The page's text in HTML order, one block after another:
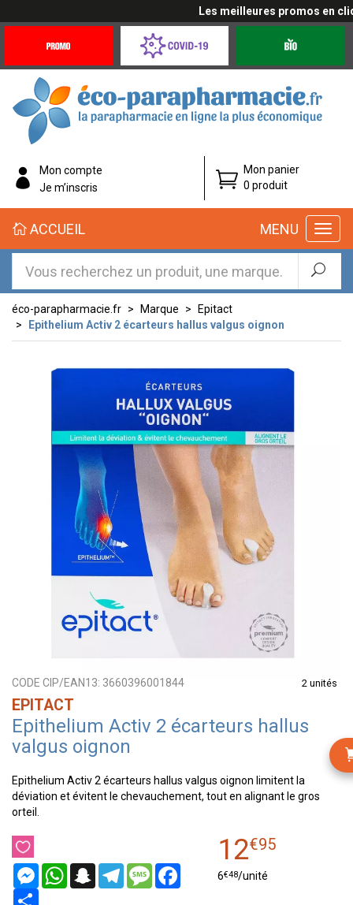
Les meilleures promos en
Offres
Coronavirus
éco-
parapharmacie.fr
éco-
parapharmacie.fr
Mon compte
Je m’inscris
Mon panier
0 produit
MENU
ACCUEIL
éco-parapharmacie.fr Marque
Epitact
Epithelium Activ 2 écarteurs hallus valgus oignon
CODE CIP/EAN13: 3660396001844 2 unités
EPITACT
Epithelium Activ 2 écarteurs hallus
valgus oignon
Epithelium Activ 2 écarteurs hallus valgus oignon limitent la
déviation et évitent le chevauchement, tout en alignant le gros
orteil.
MessengerWhatsAppSnapchatTelegramMessageFacebook
12€95
6€48/unité